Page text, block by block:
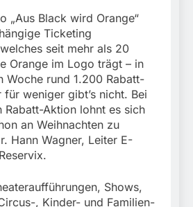
Mann nach Gleissturz
verletzt
stillgelegtem
Bahngebäude
(Sendling)
5. August 2026
„Aus Black wird Orange“
Ticketing
seit mehr als 20
Orange im Logo trägt – in
Woche rund 1.200 Rabatt-
für weniger gibt’s nicht. Bei
Rabatt-Aktion lohnt es sich
an Weihnachten zu
Hann Wagner, Leiter E-
Shows,
, Kinder- und Familien-